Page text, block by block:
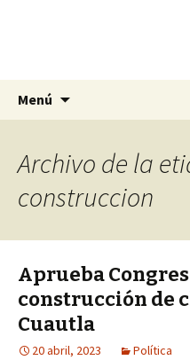
La Yunta de
La nueva opción en
Menú
Archivo de la
construccion
Aprueba
construcción de
Cuautla
20 abril, 2023 Política